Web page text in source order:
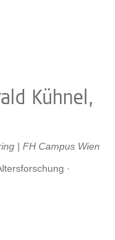
Kühnel,
| FH Campus Wien
·